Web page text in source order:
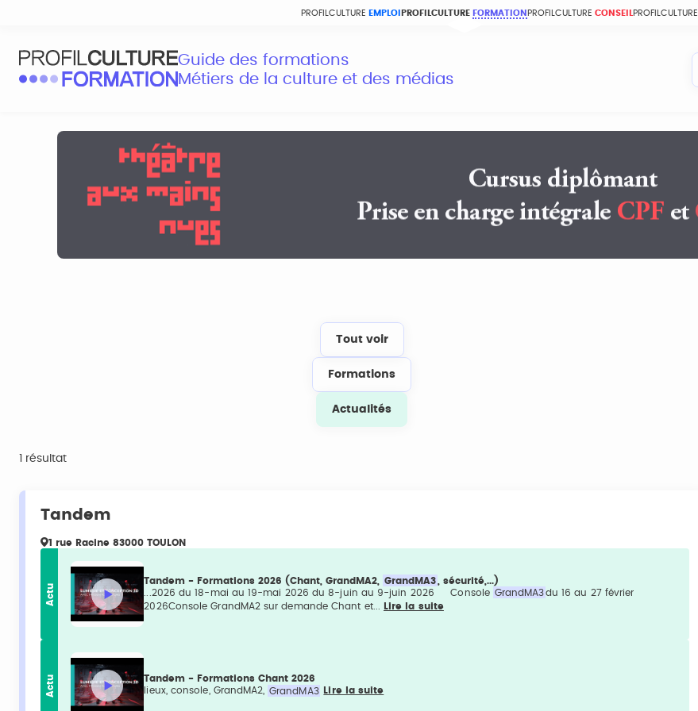
PROFILCULTURE EMPLOI PROFILCULTURE FORMATION PROFILCULTURE CONSEIL PROFILCULTURE
Guide des formations
Métiers de la culture et des médias
Tout voir
Formations
Actualités
1 résultat
Tandem
1 rue Racine 83000 TOULON
Actu
Tandem - Formations 2026 (Chant, GrandMA2, GrandMA3
, sécurité,...)
...2026 du 18-mai au 19-mai 2026 du 8-juin au 9-juin 2026 Console GrandMA3du 16 au 27 février
2026Console GrandMA2 sur demande Chant et...
Lire la suite
Actu
Tandem - Formations Chant 2026
lieux, console, GrandMA2,
GrandMA3 Lire la suite